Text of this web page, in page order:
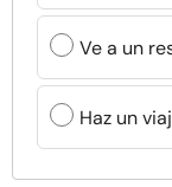
Ve a un
Haz un